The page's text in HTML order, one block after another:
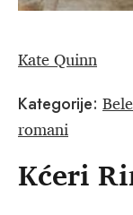
Kate Quinn
Kategorije:
romani
Kćeri